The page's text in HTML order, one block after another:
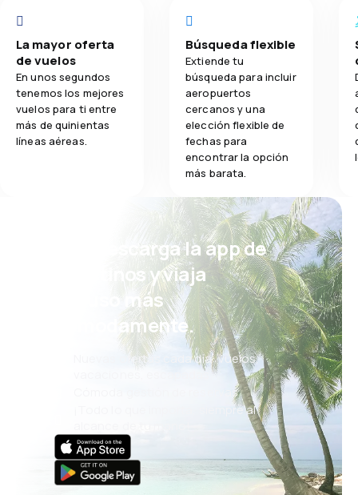
La mayor oferta
de vuelos
En unos segundos
tenemos los mejores
vuelos para ti entre
más de quinientas
líneas aéreas.
Búsqueda flexible
Extiende tu
búsqueda para incluir
aeropuertos
cercanos y una
elección flexible de
fechas para
encontrar la opción
más barata.
¡Eh! Descarga la app de
eDestinos y viaja
incluso más
cómodamente.
Nuevas ofertas cada día: vuelos,
vacaciones, escapadas
Cómoda gestión de reservas
¡Todo lo que importa, siempre al